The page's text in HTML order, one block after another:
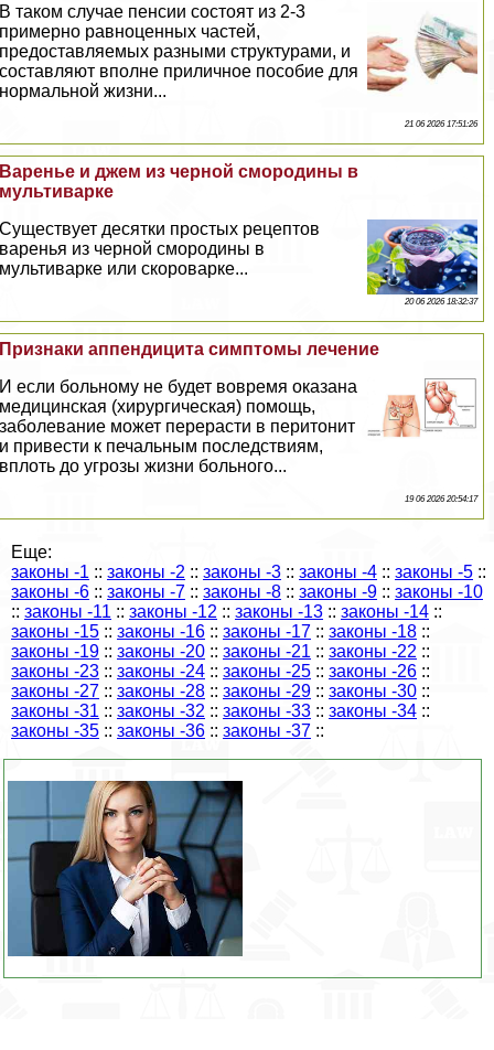
В таком случае пенсии состоят из 2-3
примерно равноценных частей,
предоставляемых разными структурами, и
составляют вполне приличное пособие для
нормальной жизни...
21 06 2026 17:51:26
Варенье и джем из черной смородины в
мультиварке
Существует десятки простых рецептов
варенья из черной смородины в
мультиварке или скороварке...
20 06 2026 18:32:37
Признаки аппендицита симптомы лечение
И если больному не будет вовремя оказана
медицинская (хирургическая) помощь,
заболевание может перерасти в перитонит
и привести к печальным последствиям,
вплоть до угрозы жизни больного...
19 06 2026 20:54:17
Еще:
законы -1 :: законы -2 :: законы -3 :: законы -4 :: законы -5 ::
законы -6 :: законы -7 :: законы -8 :: законы -9 :: законы -10
:: законы -11 :: законы -12 :: законы -13 :: законы -14 ::
законы -15 :: законы -16 :: законы -17 :: законы -18 ::
законы -19 :: законы -20 :: законы -21 :: законы -22 ::
законы -23 :: законы -24 :: законы -25 :: законы -26 ::
законы -27 :: законы -28 :: законы -29 :: законы -30 ::
законы -31 :: законы -32 :: законы -33 :: законы -34 ::
законы -35 :: законы -36 :: законы -37 ::